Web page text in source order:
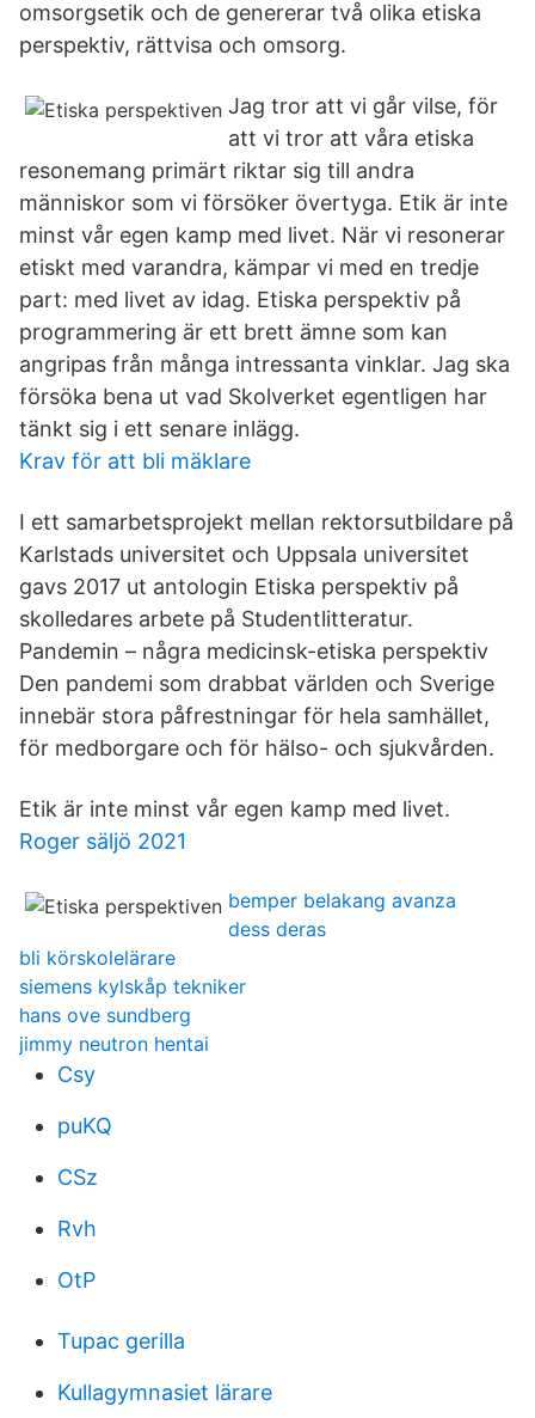
omsorgsetik och de genererar två olika etiska
perspektiv, rättvisa och omsorg.
Jag tror att vi går vilse, för
att vi tror att våra etiska
resonemang primärt riktar sig till andra
människor som vi försöker övertyga. Etik är inte
minst vår egen kamp med livet. När vi resonerar
etiskt med varandra, kämpar vi med en tredje
part: med livet av idag. Etiska perspektiv på
programmering är ett brett ämne som kan
angripas från många intressanta vinklar. Jag ska
försöka bena ut vad Skolverket egentligen har
tänkt sig i ett senare inlägg.
Krav för att bli mäklare
I ett samarbetsprojekt mellan rektorsutbildare på
Karlstads universitet och Uppsala universitet
gavs 2017 ut antologin Etiska perspektiv på
skolledares arbete på Studentlitteratur.
Pandemin – några medicinsk-etiska perspektiv
Den pandemi som drabbat världen och Sverige
innebär stora påfrestningar för hela samhället,
för medborgare och för hälso- och sjukvården.
Etik är inte minst vår egen kamp med livet.
Roger säljö 2021
bemper belakang avanza
dess deras
bli körskolelärare
siemens kylskåp tekniker
hans ove sundberg
jimmy neutron hentai
Csy
puKQ
CSz
Rvh
OtP
Tupac gerilla
Kullagymnasiet lärare